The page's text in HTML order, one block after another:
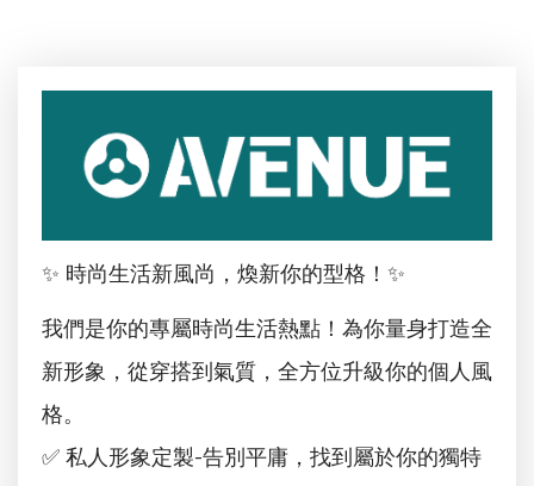
✨ 時尚生活新風尚，煥新你的型格！✨
我們是你的專屬時尚生活熱點！為你量身打造全
新形象，從穿搭到氣質，全方位升級你的個人風
格。
✅ 私人形象定製-告別平庸，找到屬於你的獨特